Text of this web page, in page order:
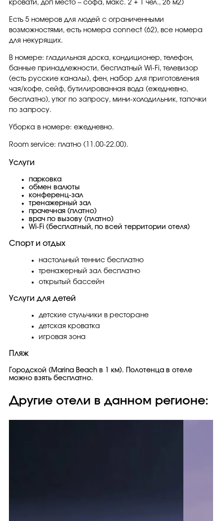
кровати, доп место – софа, макс. 2 + 1 чел., 26 м2)
Есть 5 номеров для людей с ограниченными
возможностями, есть номера connect (62), все номера
для некурящих.
В номере: гладильная доска, кондиционер, телефон,
банные принадлежности, бесплатный Wi-Fi, телевизор
(есть русские каналы), фен, набор для приготовления
чая/кофе, сейф, бутилированная вода (ежедневно,
бесплатно), утюг по запросу, мини-холодильник, тапочки
по запросу.
Уборка в номере: ежедневно.
Room service: платно (11.00-22.00).
Услуги
парковка
обмен валюты
конференц-зал
тренажерный зал
прачечная (платно)
врач по вызову (платно)
Wi-Fi (бесплатный, по всей территории отеля)
Спорт и отдых
настольный теннис бесплатно
тренажерный зал бесплатно
открытый бассейн
Услуги для детей
детские стульчики в ресторане
детская кроватка
игровая зона
Пляж
Городской (Marina Beach в 1 км). Полотенца в отеле
можно взять бесплатно.
Другие отели в данном регионе: